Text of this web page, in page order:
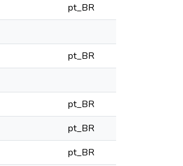
pt_BR
pt_BR
pt_BR
pt_BR
pt_BR